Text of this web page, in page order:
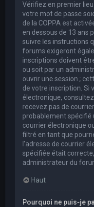
Vérifiez en premier
votre mot de passe
de la COPPA est
en dessous de 13 ans
suivre les instructions
forums exigeront
inscriptions doivent
ou soit par un
ouvrir une session ;
de votre inscription. Si
électronique,
recevez pas de
probablement spécifié
courrier électronique
filtré en tant que
l’adresse de courrier
spécifiée était
administrateur du
Haut
Pourquoi ne puis-je